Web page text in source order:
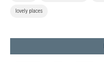
lovely places